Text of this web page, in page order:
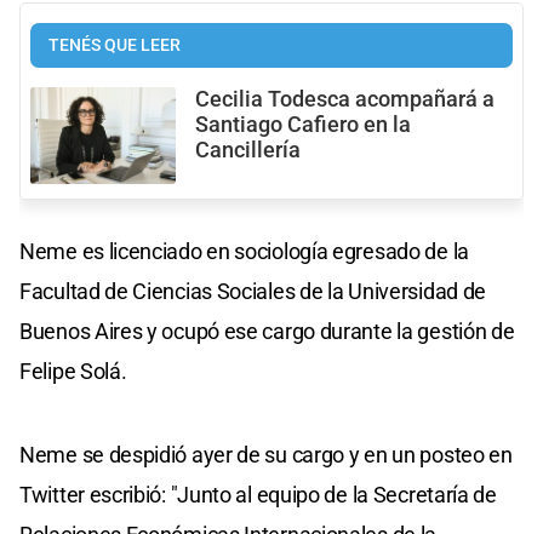
TENÉS QUE LEER
Cecilia Todesca acompañará a
Santiago Cafiero en la
Cancillería
Neme es licenciado en sociología egresado de la
Facultad de Ciencias Sociales de la Universidad de
Buenos Aires y ocupó ese cargo durante la gestión de
Felipe Solá.
Neme se despidió ayer de su cargo y en un posteo en
Twitter escribió: "Junto al equipo de la Secretaría de